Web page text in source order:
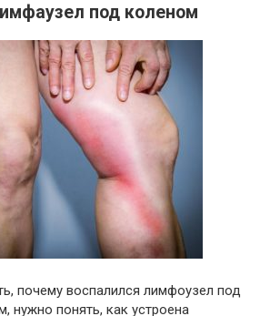
под коленом
почему воспалился лимфоузел под
нужно понять, как устроена